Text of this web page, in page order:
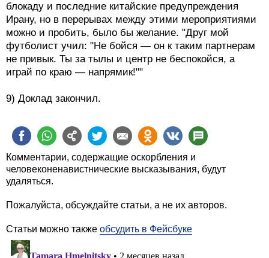
блокаду и последние китайские предупреждения
Ирану, но в перерывах между этими мероприятиями
можно и пробить, было бы желание. "Друг мой
футболист учил: "Не бойся — он к таким партнерам
не привык. Ты за тылы и центр не беспокойся, а
играй по краю — напрямик!""
9) Доклад закончил.
Комментарии, содержащие оскорбления и
человеконенавистнические высказывания, будут
удаляться.
Пожалуйста, обсуждайте статьи, а не их авторов.
Статьи можно также обсудить в Фейсбуке